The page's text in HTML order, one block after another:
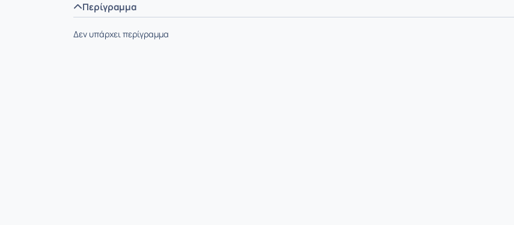
Περίγραμμα
Δεν υπάρχει περίγραμμα